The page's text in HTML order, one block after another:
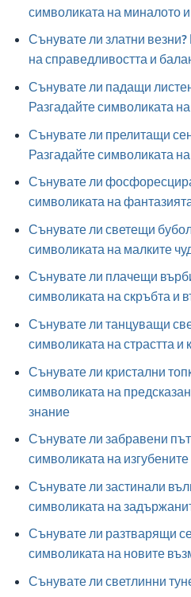
символиката на миналото
Сънувате ли златни
на справедливостта и
Сънувате ли падащи
Разгадайте символиката
Сънувате ли прелитащи
Разгадайте символиката
Сънувате ли
символиката на
Сънувате ли светещи
символиката на малките
Сънувате ли плачещи
символиката на скръбта и
Сънувате ли танцуващи
символиката на страстта и
Сънувате ли кристални
символиката на
знание
Сънувате ли забравени
символиката на
Сънувате ли застинали
символиката на
Сънувате ли разтварящи
символиката на новите
Сънувате ли светлинни